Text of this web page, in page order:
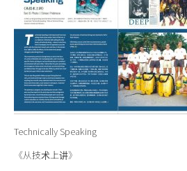
Technically Speaking
《从技术上讲》